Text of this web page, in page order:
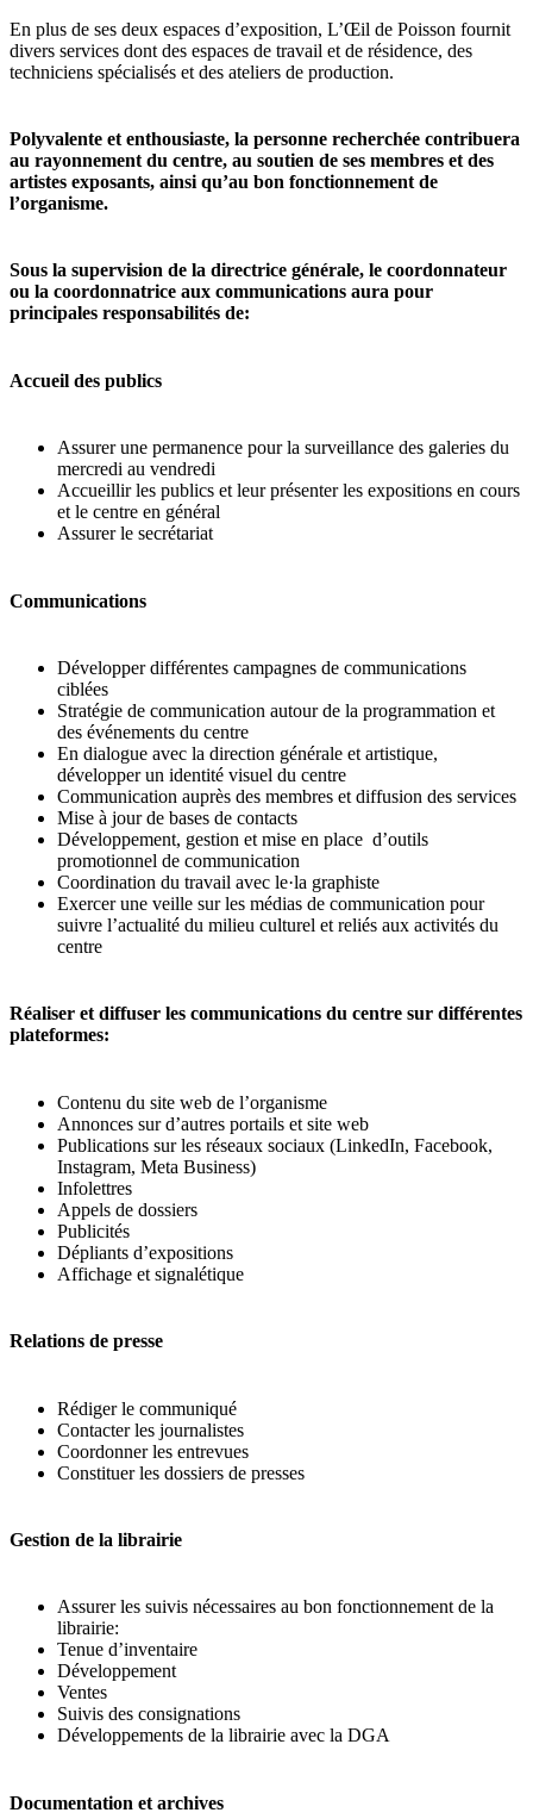
En plus de ses deux espaces d’exposition, L’Œil de Poisson fournit
divers services dont des espaces de travail et de résidence, des
techniciens spécialisés et des ateliers de production.
Polyvalente et enthousiaste, la personne recherchée contribuera
au rayonnement du centre, au soutien de ses membres et des
artistes exposants, ainsi qu’au bon fonctionnement de
l’organisme.
Sous la supervision de la directrice générale, le coordonnateur
ou la coordonnatrice aux communications aura pour
principales responsabilités de:
Accueil des publics
Assurer une permanence pour la surveillance des galeries du
mercredi au vendredi
Accueillir les publics et leur présenter les expositions en cours
et le centre en général
Assurer le secrétariat
Communications
Développer différentes campagnes de communications
ciblées
Stratégie de communication autour de la programmation et
des événements du centre
En dialogue avec la direction générale et artistique,
développer un identité visuel du centre
Communication auprès des membres et diffusion des services
Mise à jour de bases de contacts
Développement, gestion et mise en place d’outils
promotionnel de communication
Coordination du travail avec le·la graphiste
Exercer une veille sur les médias de communication pour
suivre l’actualité du milieu culturel et reliés aux activités du
centre
Réaliser et diffuser les communications du centre sur différentes
plateformes:
Contenu du site web de l’organisme
Annonces sur d’autres portails et site web
Publications sur les réseaux sociaux (LinkedIn, Facebook,
Instagram, Meta Business)
Infolettres
Appels de dossiers
Publicités
Dépliants d’expositions
Affichage et signalétique
Relations de presse
Rédiger le communiqué
Contacter les journalistes
Coordonner les entrevues
Constituer les dossiers de presses
Gestion de la librairie
Assurer les suivis nécessaires au bon fonctionnement de la
librairie:
Tenue d’inventaire
Développement
Ventes
Suivis des consignations
Développements de la librairie avec la DGA
Documentation et archives